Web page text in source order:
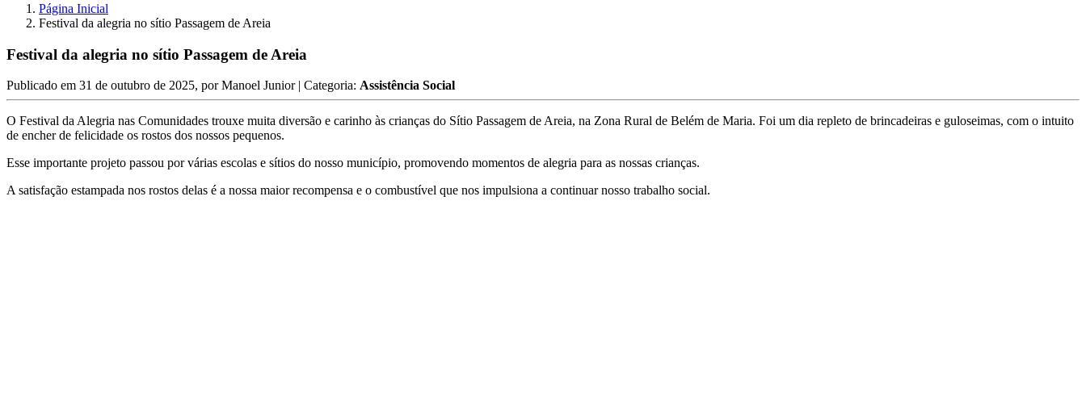
Página Inicial
Festival da alegria no sítio Passagem de Areia
Festival da alegria no sítio Passagem de Areia
Publicado em 31 de outubro de 2025, porManoel Junior | Categoria: Assistência Social
O Festival da Alegria nas Comunidades trouxe muita diversão e carinho às crianças do Sítio Passagem de Areia, na Zona Rural de Belém de Maria. Foi um dia repleto de brincadeiras e guloseimas, com o intuito
de encher de felicidade os rostos dos nossos pequenos.
Esse importante projeto passou por várias escolas e sítios do nosso município, promovendo momentos de alegria para as nossas crianças.
A satisfação estampada nos rostos delas é a nossa maior recompensa e o combustível que nos impulsiona a continuar nosso trabalho social.